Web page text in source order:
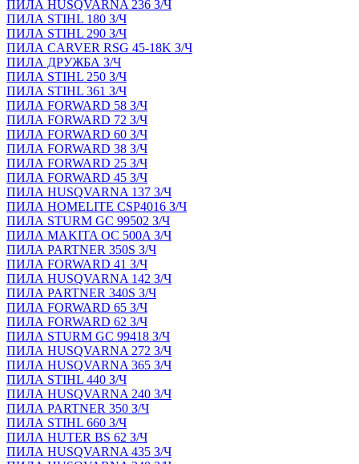
ПИЛА HUSQVARNA 236 З/Ч
ПИЛА STIHL 180 З/Ч
ПИЛА STIHL 290 З/Ч
ПИЛА CARVER RSG 45-18K З/Ч
ПИЛА ДРУЖБА З/Ч
ПИЛА STIHL 250 З/Ч
ПИЛА STIHL 361 З/Ч
ПИЛА FORWARD 58 З/Ч
ПИЛА FORWARD 72 З/Ч
ПИЛА FORWARD 60 З/Ч
ПИЛА FORWARD 38 З/Ч
ПИЛА FORWARD 25 З/Ч
ПИЛА FORWARD 45 З/Ч
ПИЛА HUSQVARNA 137 З/Ч
ПИЛА HOMELITE CSP4016 З/Ч
ПИЛА STURM GC 99502 З/Ч
ПИЛА MAKITA OC 500A З/Ч
ПИЛА PARTNER 350S З/Ч
ПИЛА FORWARD 41 З/Ч
ПИЛА HUSQVARNA 142 З/Ч
ПИЛА PARTNER 340S З/Ч
ПИЛА FORWARD 65 З/Ч
ПИЛА FORWARD 62 З/Ч
ПИЛА STURM GC 99418 З/Ч
ПИЛА HUSQVARNA 272 З/Ч
ПИЛА HUSQVARNA 365 З/Ч
ПИЛА STIHL 440 З/Ч
ПИЛА HUSQVARNA 240 З/Ч
ПИЛА PARTNER 350 З/Ч
ПИЛА STIHL 660 З/Ч
ПИЛА HUTER BS 62 З/Ч
ПИЛА HUSQVARNA 435 З/Ч